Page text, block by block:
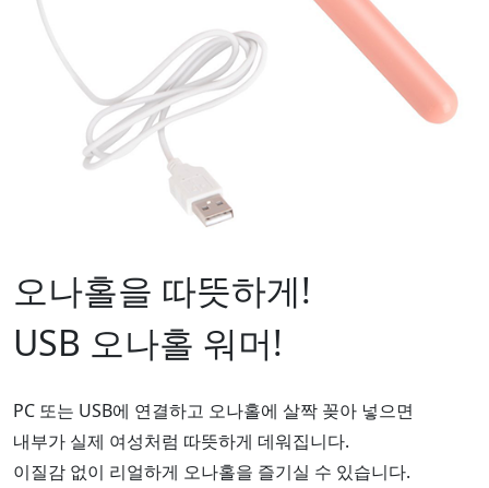
오나홀을 따뜻하게!
USB 오나홀 워머!
PC 또는 USB에 연결하고 오나홀에 살짝 꽂아 넣으면
내부가 실제 여성처럼 따뜻하게 데워집니다.
이질감 없이 리얼하게 오나홀을 즐기실 수 있습니다.